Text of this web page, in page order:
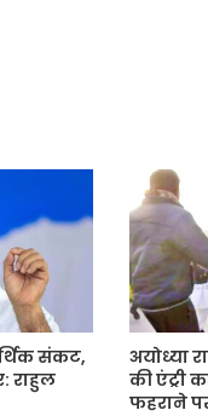
संकट,
राहुल
अयोध्या
की एंट्री
फहराने